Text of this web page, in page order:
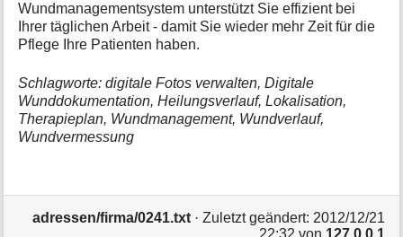
Wundmanagementsystem unterstützt Sie effizient bei
Ihrer täglichen Arbeit - damit Sie wieder mehr Zeit für die
Pflege Ihre Patienten haben.
Schlagworte: digitale Fotos verwalten, Digitale
Wunddokumentation, Heilungsverlauf, Lokalisation,
Therapieplan, Wundmanagement, Wundverlauf,
Wundvermessung
adressen/firma/0241.txt· Zuletzt geändert: 2012/12/21